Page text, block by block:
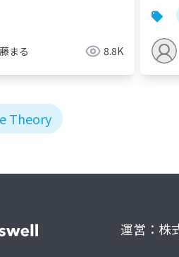
まる 8.8K
Theory
運営：株